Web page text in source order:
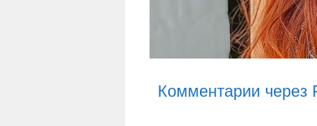
Комментарии через